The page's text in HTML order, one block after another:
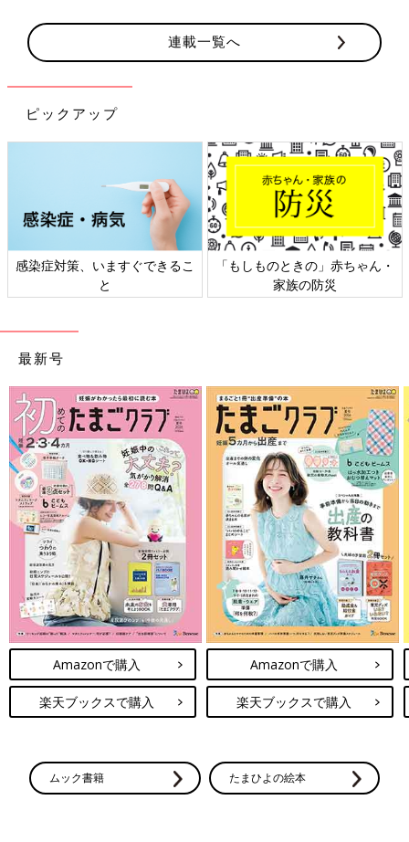
連載一覧へ
ピックアップ
感染症対策、いますぐできるこ
と
「もしものときの」赤ちゃん・
家族の防災
最新号
Amazonで購入
楽天ブックスで購入
Amazonで購入
楽天ブックスで購入
ムック書籍 たまひよの絵本